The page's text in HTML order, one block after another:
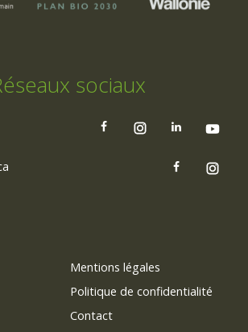
sociaux
Mentions légales
Politique de confidentialité
Contact